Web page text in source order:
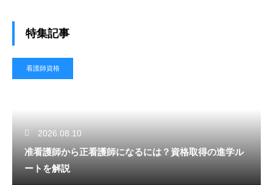
特集記事
看護師資格
2026.08.10
准看護師から正看護師になるには？資格取得の進学ル
ートを解説